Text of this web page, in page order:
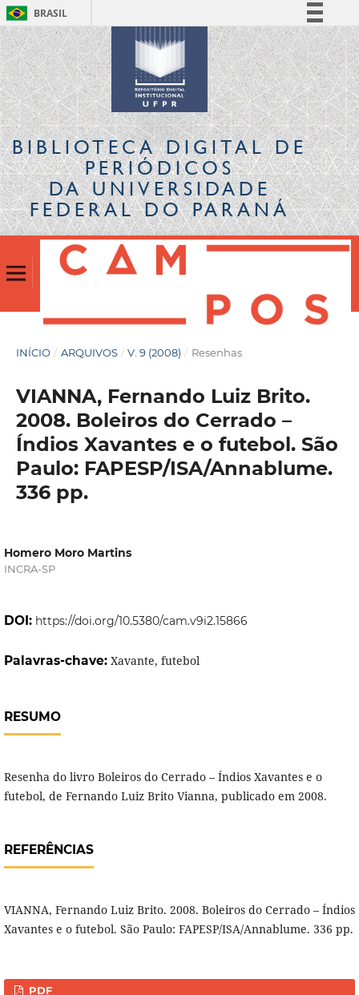
BRASIL
Simplifique!
Comunica BR
Participe
Acesso à informação
Legislação
Canais
BIBLIOTECA DIGITALDE
PERIÓDICOS
DA UNIVERSIDADE
FEDERAL DO PARANÁ
INÍCIO / ARQUIVOS / V. 9 (2008) / Resenhas
VIANNA, Fernando Luiz Brito.
2008. Boleiros do Cerrado –
Índios Xavantes e o futebol. São
Paulo: FAPESP/ISA/Annablume.
336 pp.
Homero Moro Martins
INCRA-SP
DOI: https://doi.org/10.5380/cam.v9i2.15866
Palavras-chave: Xavante, futebol
RESUMO
Resenha do livro Boleiros do Cerrado – Índios Xavantes e o
futebol, de Fernando Luiz Brito Vianna, publicado em 2008.
REFERÊNCIAS
VIANNA, Fernando Luiz Brito. 2008. Boleiros do Cerrado – Índios
Xavantes e o futebol. São Paulo: FAPESP/ISA/Annablume. 336 pp.
PDF